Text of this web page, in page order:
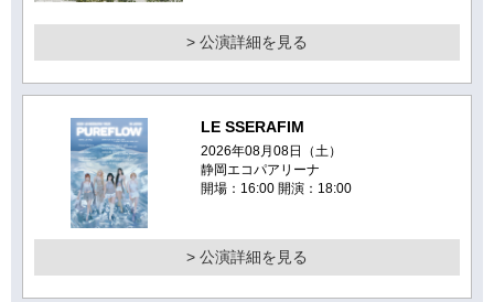
> 公演詳細を見る
LE SSERAFIM
2026年08月08日（土）
静岡エコパアリーナ
開場：16:00 開演：18:00
> 公演詳細を見る